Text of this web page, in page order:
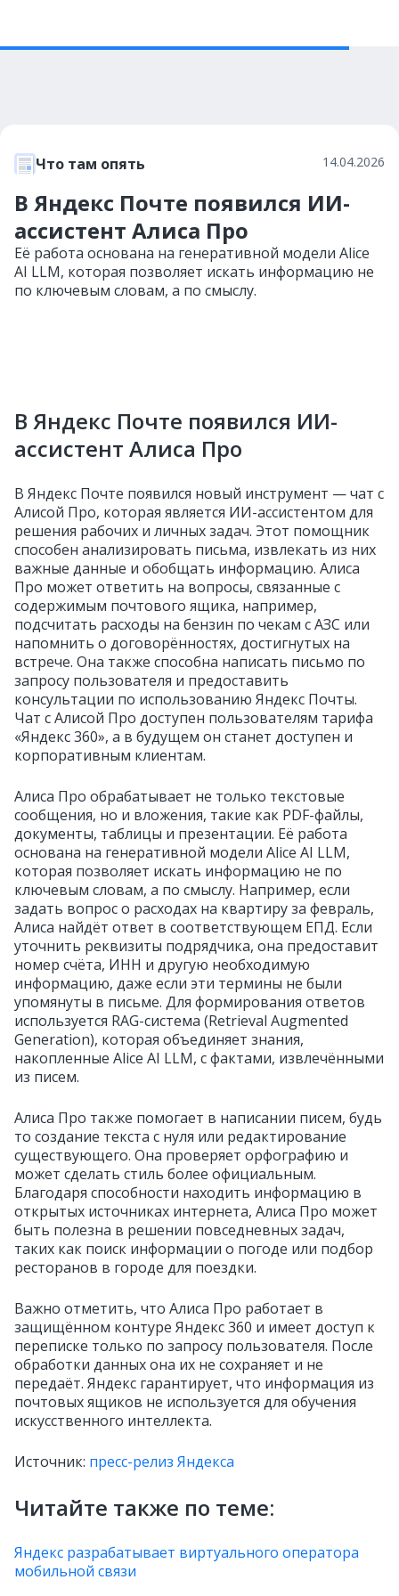
Что там опять 14.04.2026
В Яндекс Почте появился ИИ-
ассистент Алиса Про
Её работа основана на генеративной модели Alice
AI LLM, которая позволяет искать информацию не
по ключевым словам, а по смыслу.
В Яндекс Почте появился ИИ-
ассистент Алиса Про
В Яндекс Почте появился новый инструмент — чат с
Алисой Про, которая является ИИ-ассистентом для
решения рабочих и личных задач. Этот помощник
способен анализировать письма, извлекать из них
важные данные и обобщать информацию. Алиса
Про может ответить на вопросы, связанные с
содержимым почтового ящика, например,
подсчитать расходы на бензин по чекам с АЗС или
напомнить о договорённостях, достигнутых на
встрече. Она также способна написать письмо по
запросу пользователя и предоставить
консультации по использованию Яндекс Почты.
Чат с Алисой Про доступен пользователям тарифа
«Яндекс 360», а в будущем он станет доступен и
корпоративным клиентам.
Алиса Про обрабатывает не только текстовые
сообщения, но и вложения, такие как PDF-файлы,
документы, таблицы и презентации. Её работа
основана на генеративной модели Alice AI LLM,
которая позволяет искать информацию не по
ключевым словам, а по смыслу. Например, если
задать вопрос о расходах на квартиру за февраль,
Алиса найдёт ответ в соответствующем ЕПД. Если
уточнить реквизиты подрядчика, она предоставит
номер счёта, ИНН и другую необходимую
информацию, даже если эти термины не были
упомянуты в письме. Для формирования ответов
используется RAG-система (Retrieval Augmented
Generation), которая объединяет знания,
накопленные Alice AI LLM, с фактами, извлечёнными
из писем.
Алиса Про также помогает в написании писем, будь
то создание текста с нуля или редактирование
существующего. Она проверяет орфографию и
может сделать стиль более официальным.
Благодаря способности находить информацию в
открытых источниках интернета, Алиса Про может
быть полезна в решении повседневных задач,
таких как поиск информации о погоде или подбор
ресторанов в городе для поездки.
Важно отметить, что Алиса Про работает в
защищённом контуре Яндекс 360 и имеет доступ к
переписке только по запросу пользователя. После
обработки данных она их не сохраняет и не
передаёт. Яндекс гарантирует, что информация из
почтовых ящиков не используется для обучения
искусственного интеллекта.
Источник: пресс-релиз Яндекса
Читайте также по теме:
Яндекс разрабатывает виртуального оператора
мобильной связи